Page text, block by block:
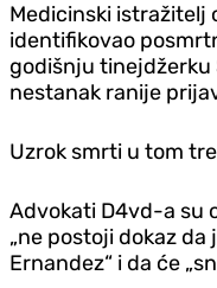
Medicinski istražitelj
identifikovao
godišnju tinejdžerku
nestanak ranije
Uzrok smrti u tom
Advokati D4vd-a su
„ne postoji dokaz da
Ernandez“ i da će